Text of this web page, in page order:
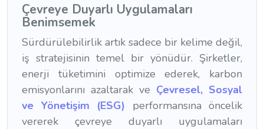
Çevreye Duyarlı Uygulamaları
Benimsemek
Sürdürülebilirlik artık sadece bir kelime değil,
iş stratejisinin temel bir yönüdür. Şirketler,
enerji tüketimini optimize ederek, karbon
emisyonlarını azaltarak ve Çevresel, Sosyal
ve Yönetişim (ESG) performansına öncelik
vererek çevreye duyarlı uygulamaları